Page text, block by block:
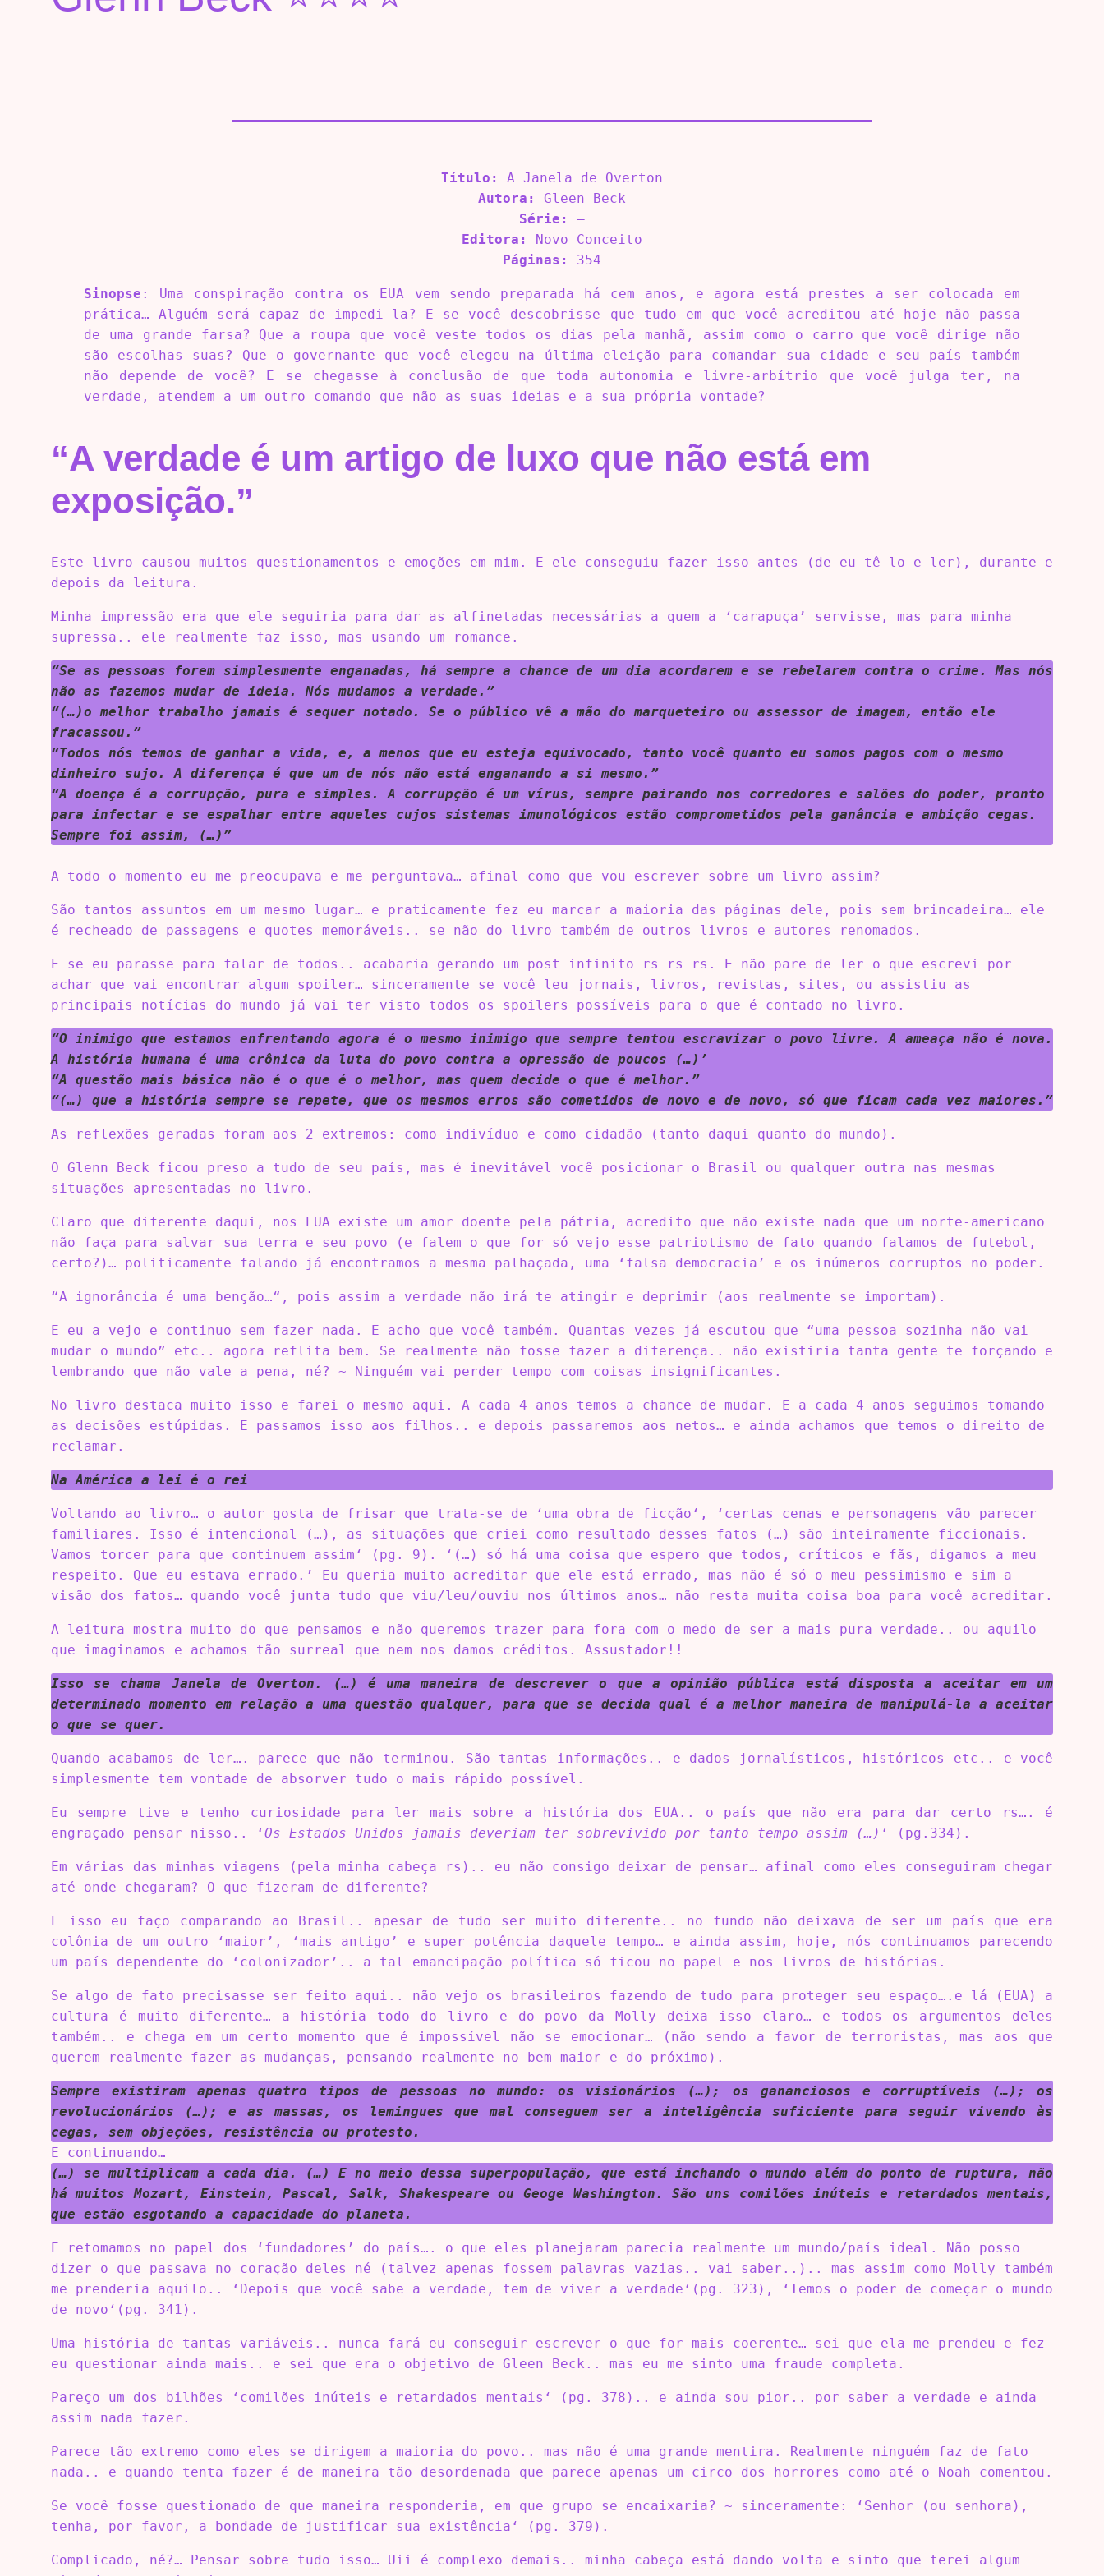
Título:
A Janela de Overton
Autora:
Gleen Beck
Série:
–
Editora:
Novo Conceito
Páginas:
354
Sinopse : Uma conspiração contra os EUA vem sendo preparada há cem anos, e agora está prestes a ser colocada em
prática… Alguém será capaz de impedi-la? E se você descobrisse que tudo em que você acreditou até hoje não passa
de uma grande farsa? Que a roupa que você veste todos os dias pela manhã, assim como o carro que você dirige não
são escolhas suas? Que o governante que você elegeu na última eleição para comandar sua cidade e seu país também
não depende de você? E se chegasse à conclusão de que toda autonomia e livre-arbítrio que você julga ter, na
verdade, atendem a um outro comando que não as suas ideias e a sua própria vontade?
“A verdade é um artigo de luxo que não está em
exposição.”
Este livro causou muitos questionamentos e emoções em mim. E ele conseguiu fazer isso antes (de eu tê-lo e ler), durante e
depois da leitura.
Minha impressão era que ele seguiria para dar as alfinetadas necessárias a quem a ‘carapuça’ servisse, mas para minha
supressa.. ele realmente faz isso, mas usando um romance.
“Se as pessoas forem simplesmente enganadas, há sempre a chance de um dia acordarem e se rebelarem contra o crime. Mas nós
não as fazemos mudar de ideia. Nós mudamos a verdade.”
“(…)o melhor trabalho jamais é sequer notado. Se o público vê a mão do marqueteiro ou assessor de imagem, então ele
fracassou.”
“Todos nós temos de ganhar a vida, e, a menos que eu esteja equivocado, tanto você quanto eu somos pagos com o mesmo
dinheiro sujo. A diferença é que um de nós não está enganando a si mesmo.”
“A doença é a corrupção, pura e simples. A corrupção é um vírus, sempre pairando nos corredores e salões do poder, pronto
para infectar e se espalhar entre aqueles cujos sistemas imunológicos estão comprometidos pela ganância e ambição cegas.
Sempre foi assim, (…)”
A todo o momento eu me preocupava e me perguntava… afinal como que vou escrever sobre um livro assim?
São tantos assuntos em um mesmo lugar… e praticamente fez eu marcar a maioria das páginas dele, pois sem brincadeira… ele
é recheado de passagens e quotes memoráveis.. se não do livro também de outros livros e autores renomados.
E se eu parasse para falar de todos.. acabaria gerando um post infinito rs rs rs. E não pare de ler o que escrevi por
achar que vai encontrar algum spoiler… sinceramente se você leu jornais, livros, revistas, sites, ou assistiu as
principais notícias do mundo já vai ter visto todos os spoilers possíveis para o que é contado no livro.
“O inimigo que estamos enfrentando agora é o mesmo inimigo que sempre tentou escravizar o povo livre. A ameaça não é nova.
A história humana é uma crônica da luta do povo contra a opressão de poucos (…)’
“A questão mais básica não é o que é o melhor, mas quem decide o que é melhor.”
“(…) que a história sempre se repete, que os mesmos erros são cometidos de novo e de novo, só que ficam cada vez maiores.”
As reflexões geradas foram aos 2 extremos: como indivíduo e como cidadão (tanto daqui quanto do mundo).
O Glenn Beck ficou preso a tudo de seu país, mas é inevitável você posicionar o Brasil ou qualquer outra nas mesmas
situações apresentadas no livro.
Claro que diferente daqui, nos EUA existe um amor doente pela pátria, acredito que não existe nada que um norte-americano
não faça para salvar sua terra e seu povo (e falem o que for só vejo esse patriotismo de fato quando falamos de futebol,
certo?)… politicamente falando já encontramos a mesma palhaçada, uma ‘falsa democracia’ e os inúmeros corruptos no poder.
“A ignorância é uma benção…“, pois assim a verdade não irá te atingir e deprimir (aos realmente se importam).
E eu a vejo e continuo sem fazer nada. E acho que você também. Quantas vezes já escutou que “uma pessoa sozinha não vai
mudar o mundo” etc.. agora reflita bem. Se realmente não fosse fazer a diferença.. não existiria tanta gente te forçando e
lembrando que não vale a pena, né? ~ Ninguém vai perder tempo com coisas insignificantes.
No livro destaca muito isso e farei o mesmo aqui. A cada 4 anos temos a chance de mudar. E a cada 4 anos seguimos tomando
as decisões estúpidas. E passamos isso aos filhos.. e depois passaremos aos netos… e ainda achamos que temos o direito de
reclamar.
Na América a lei é o rei
Voltando ao livro… o autor gosta de frisar que trata-se de ‘uma obra de ficção‘, ‘certas cenas e personagens vão parecer
familiares. Isso é intencional (…), as situações que criei como resultado desses fatos (…) são inteiramente ficcionais.
Vamos torcer para que continuem assim‘ (pg. 9). ‘(…) só há uma coisa que espero que todos, críticos e fãs, digamos a meu
respeito. Que eu estava errado.’ Eu queria muito acreditar que ele está errado, mas não é só o meu pessimismo e sim a
visão dos fatos… quando você junta tudo que viu/leu/ouviu nos últimos anos… não resta muita coisa boa para você acreditar.
A leitura mostra muito do que pensamos e não queremos trazer para fora com o medo de ser a mais pura verdade.. ou aquilo
que imaginamos e achamos tão surreal que nem nos damos créditos. Assustador!!
Isso se chama Janela de Overton. (…) é uma maneira de descrever o que a opinião pública está disposta a aceitar em um
determinado momento em relação a uma questão qualquer, para que se decida qual é a melhor maneira de manipulá-la a aceitar
o que se quer.
Quando acabamos de ler…. parece que não terminou. São tantas informações.. e dados jornalísticos, históricos etc.. e você
simplesmente tem vontade de absorver tudo o mais rápido possível.
Eu sempre tive e tenho curiosidade para ler mais sobre a história dos EUA.. o país que não era para dar certo rs…. é
engraçado pensar nisso.. ‘Os Estados Unidos jamais deveriam ter sobrevivido por tanto tempo assim (…) ‘ (pg.334).
Em várias das minhas viagens (pela minha cabeça rs).. eu não consigo deixar de pensar… afinal como eles conseguiram chegar
até onde chegaram? O que fizeram de diferente?
E isso eu faço comparando ao Brasil.. apesar de tudo ser muito diferente.. no fundo não deixava de ser um país que era
colônia de um outro ‘maior’, ‘mais antigo’ e super potência daquele tempo… e ainda assim, hoje, nós continuamos parecendo
um país dependente do ‘colonizador’.. a tal emancipação política só ficou no papel e nos livros de histórias.
Se algo de fato precisasse ser feito aqui.. não vejo os brasileiros fazendo de tudo para proteger seu espaço….e lá (EUA) a
cultura é muito diferente… a história todo do livro e do povo da Molly deixa isso claro… e todos os argumentos deles
também.. e chega em um certo momento que é impossível não se emocionar… (não sendo a favor de terroristas, mas aos que
querem realmente fazer as mudanças, pensando realmente no bem maior e do próximo).
Sempre existiram apenas quatro tipos de pessoas no mundo: os visionários (…); os gananciosos e corruptíveis (…); os
revolucionários (…); e as massas, os lemingues que mal conseguem ser a inteligência suficiente para seguir vivendo às
cegas, sem objeções, resistência ou protesto.
E continuando…
(…) se multiplicam a cada dia. (…) E no meio dessa superpopulação, que está inchando o mundo além do ponto de ruptura, não
há muitos Mozart, Einstein, Pascal, Salk, Shakespeare ou Geoge Washington. São uns comilões inúteis e retardados mentais,
que estão esgotando a capacidade do planeta.
E retomamos no papel dos ‘fundadores’ do país…. o que eles planejaram parecia realmente um mundo/país ideal. Não posso
dizer o que passava no coração deles né (talvez apenas fossem palavras vazias.. vai saber..).. mas assim como Molly também
me prenderia aquilo.. ‘Depois que você sabe a verdade, tem de viver a verdade‘(pg. 323), ‘Temos o poder de começar o mundo
de novo‘(pg. 341).
Uma história de tantas variáveis.. nunca fará eu conseguir escrever o que for mais coerente… sei que ela me prendeu e fez
eu questionar ainda mais.. e sei que era o objetivo de Gleen Beck.. mas eu me sinto uma fraude completa.
Pareço um dos bilhões ‘comilões inúteis e retardados mentais‘ (pg. 378).. e ainda sou pior.. por saber a verdade e ainda
assim nada fazer.
Parece tão extremo como eles se dirigem a maioria do povo.. mas não é uma grande mentira. Realmente ninguém faz de fato
nada.. e quando tenta fazer é de maneira tão desordenada que parece apenas um circo dos horrores como até o Noah comentou.
Se você fosse questionado de que maneira responderia, em que grupo se encaixaria? ~ sinceramente: ‘Senhor (ou senhora),
tenha, por favor, a bondade de justificar sua existência‘ (pg. 379).
Complicado, né?… Pensar sobre tudo isso… Uii é complexo demais.. minha cabeça está dando volta e sinto que terei algum